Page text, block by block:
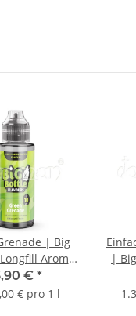
| Big
Aroma
10ml
€ *
€ pro 1 l
|